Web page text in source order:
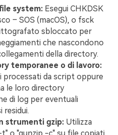
system: Esegui CHKDSK
– SOS (macOS), o fsck
sbloccato per
che nascondono
della directory.
temporanee o di lavoro:
processati da script oppure
le loro directory
di log per eventuali
residui.
strumenti gzip: Utilizza